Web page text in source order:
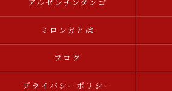
アルゼンチンタンゴ
ミロンガとは
ブログ
プライバシーポリシー